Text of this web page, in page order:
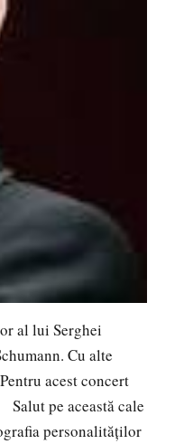
al lui Serghei
Cu alte
acest concert
pe această cale
personalităților